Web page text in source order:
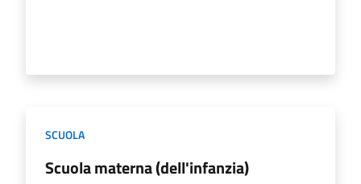
SCUOLA
Scuola materna (dell'infanzia)